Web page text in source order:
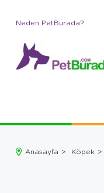
Neden PetBurada?
Anasayfa Köpek